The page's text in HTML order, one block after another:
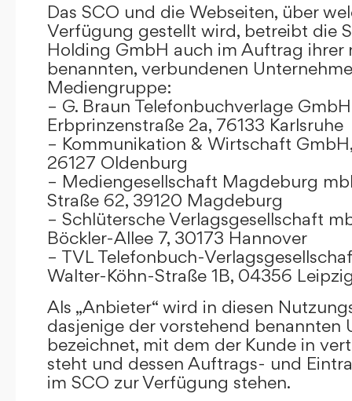
Das SCO und die Webseiten, über
Verfügung gestellt wird, betreibt die
Holding GmbH auch im Auftrag ihrer
benannten, verbundenen
Mediengruppe:
– G. Braun Telefonbuchverlage GmbH
Erbprinzenstraße 2a, 76133 Karlsruhe
– Kommunikation & Wirtschaft
26127 Oldenburg
– Mediengesellschaft Magdeburg
Straße 62, 39120 Magdeburg
– Schlütersche Verlagsgesellschaft
Böckler-Allee 7, 30173 Hannover
– TVL Telefonbuch-
Walter-Köhn-Straße 1B, 04356
Als „Anbieter“ wird in diesen
dasjenige der vorstehend benannten
bezeichnet, mit dem der Kunde in
steht und dessen Auftrags- und
im SCO zur Verfügung stehen.